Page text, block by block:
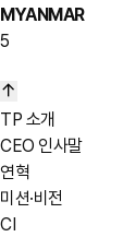
MYANMAR
5
TP 소개
CEO 인사말
연혁
미션·비전
CI